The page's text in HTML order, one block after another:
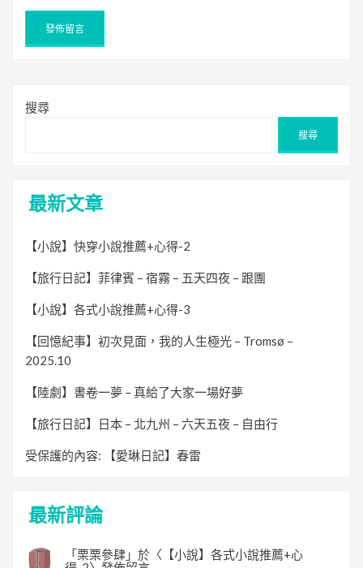
搜尋
搜尋
最新文章
【小說】快穿小說推薦+心得-2
【旅行日記】菲律賓 – 宿霧 – 五天四夜 – 跟團
【小說】各式小說推薦+心得-3
【回憶紀事】初次見面，我的人生極光 – Tromsø –
2025.10
【陸劇】書卷一夢 – 真給了大家一場好夢
【旅行日記】日本 – 北九州 – 六天五夜 – 自由行
受保護的內容: 【愛琳日記】春雷
最新評論
「 栗栗參肆」於〈 【小說】各式小說推薦+心